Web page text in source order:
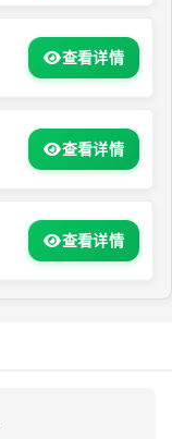
查看详情
查看详情
查看详情